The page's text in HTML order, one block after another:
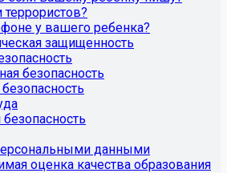
террористов?
у вашего ребенка?
защищенность
безопасность
данными
оценка качества образования